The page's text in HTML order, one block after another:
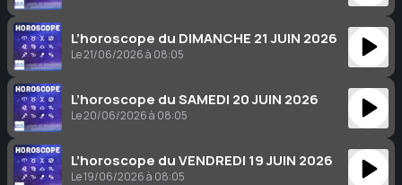
L’horoscope du DIMANCHE 21 JUIN 2026
Le 21/06/2026 à 08:05
L’horoscope du SAMEDI 20 JUIN 2026
Le 20/06/2026 à 08:05
L’horoscope du VENDREDI 19 JUIN 2026
Le 19/06/2026 à 08:05